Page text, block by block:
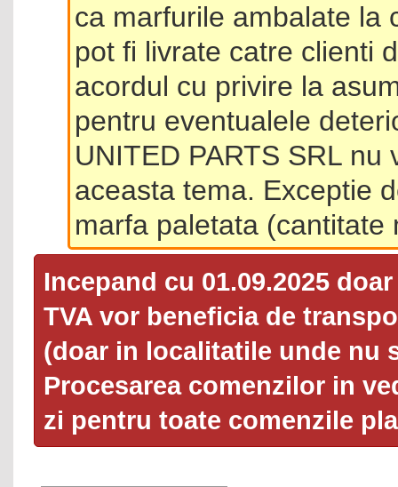
ca marfurile ambalate la
pot fi livrate catre clienti
acordul cu privire la
pentru eventualele
UNITED PARTS SRL
aceasta tema. Exceptie
marfa paletata (cantitate
Incepand cu 01.09.2025
TVA vor beneficia de
(doar in localitatile unde nu
Procesarea comenzilor in
zi pentru toate comenzile